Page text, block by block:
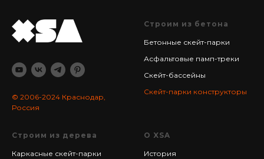
© 2006-2024 Краснодар,
Россия
Строим из бетона
Бетонные скейт-парки
Асфальтовые памп-треки
Скейт-бассейны
Cкейт-парки конструкторы
Строим из дерева
Каркасные скейт-парки
О XSA
История